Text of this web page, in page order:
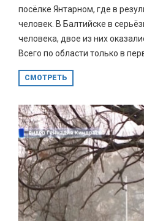
посёлке Янтарном, где в
человек. В Балтийске в
человека, двое из них
Всего по области только в
СМОТРЕТЬ